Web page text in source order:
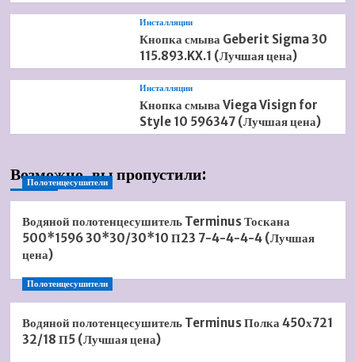
Инсталляции
Кнопка смыва Geberit Sigma 30
115.893.KX.1 (Лучшая цена)
Инсталляции
Кнопка смыва Viega Visign for
Style 10 596347 (Лучшая цена)
Возможно, вы пропустили:
Полотенцесушители
Водяной полотенцесушитель Terminus Тоскана
500*1596 30*30/30*10 П23 7-4-4-4-4 (Лучшая
цена)
Полотенцесушители
Водяной полотенцесушитель Terminus Полка 450х721
32/18 П5 (Лучшая цена)